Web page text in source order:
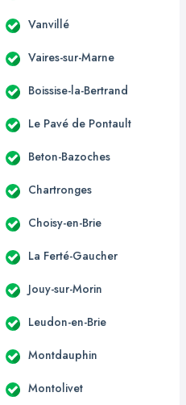
Vanvillé
Vaires-sur-Marne
Boissise-la-Bertrand
Le Pavé de Pontault
Beton-Bazoches
Chartronges
Choisy-en-Brie
La Ferté-Gaucher
Jouy-sur-Morin
Leudon-en-Brie
Montdauphin
Montolivet